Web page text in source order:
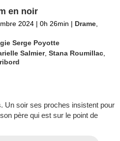
en noir
2024 | 0h 26min | Drame
Serge Poyotte
Salmier,Stana Roumillac
Un soir ses proches insistent pour
père qui est sur le point de